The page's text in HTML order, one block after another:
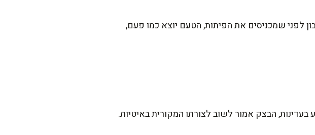
לפני שמכניסים את הפיתות, הטעם יוצא כמו פעם,
הבצק אמור לשוב לצורתו המקורית באיטיות.